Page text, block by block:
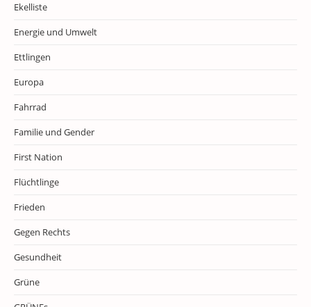
Ekelliste
Energie und Umwelt
Ettlingen
Europa
Fahrrad
Familie und Gender
First Nation
Flüchtlinge
Frieden
Gegen Rechts
Gesundheit
Grüne